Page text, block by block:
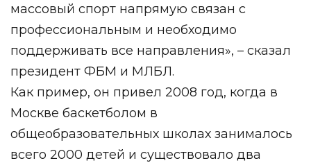
массовый спорт напрямую связан с
профессиональным и необходимо
поддерживать все направления», – сказал
президент ФБМ и МЛБЛ.
Как пример, он привел 2008 год, когда в
Москве баскетболом в
общеобразовательных школах занималось
всего 2000 детей и существовало два